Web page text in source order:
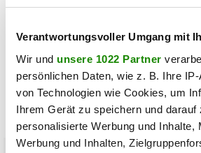
Verantwortungsvoller Umgang mit
Wir und unsere 1022 Partner
persönlichen Daten, wie z. B. Ihre
von Technologien wie Cookies, um
Ihrem Gerät zu speichern und darauf
personalisierte Werbung und Inhalte,
Werbung und Inhalten,
sport